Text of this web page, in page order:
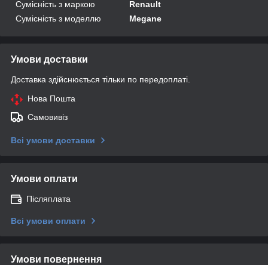
Сумісність з маркою
Renault
Сумісність з моделлю
Megane
Умови доставки
Доставка здійснюється тільки по передоплаті.
Нова Пошта
Самовивіз
Всі умови доставки
Умови оплати
Післяплата
Всі умови оплати
Умови повернення